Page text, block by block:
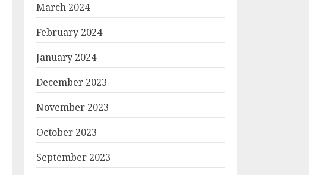
March 2024
February 2024
January 2024
December 2023
November 2023
October 2023
September 2023